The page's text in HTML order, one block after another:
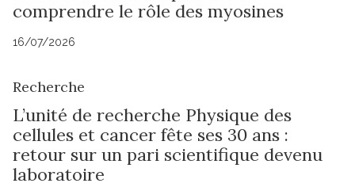
comprendre le rôle des myosines
16/07/2026
Recherche
L’unité de recherche Physique des
cellules et cancer fête ses 30 ans :
retour sur un pari scientifique devenu
laboratoire